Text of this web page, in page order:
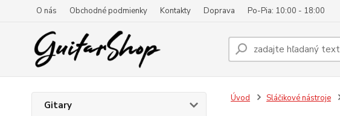
O nás Obchodné podmienky Kontakty Doprava Po-Pia: 10:00 - 18:00
Gitary
Úvod Sláčikové nástroje